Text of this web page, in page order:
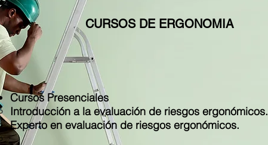
CURSOS DE ERGONOMIA
Cursos Presenciales
Introducción a la evaluación de riesgos ergonómicos.​
Experto en evaluación de riesgos ergonómicos.